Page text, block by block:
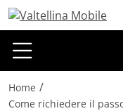
Home /
Come richiedere il